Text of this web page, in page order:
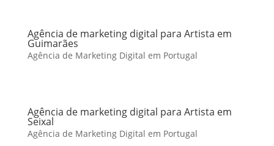
Agência de marketing digital para Artista em
Guimarães
Agência de Marketing Digital em Portugal
Agência de marketing digital para Artista em
Seixal
Agência de Marketing Digital em Portugal